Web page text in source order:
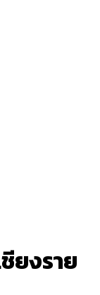
ยงราย